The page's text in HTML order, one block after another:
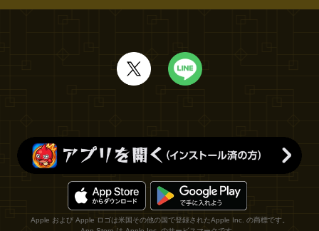
Apple および Apple ロゴは米国その他の国で登録されたApple Inc. の商標です。